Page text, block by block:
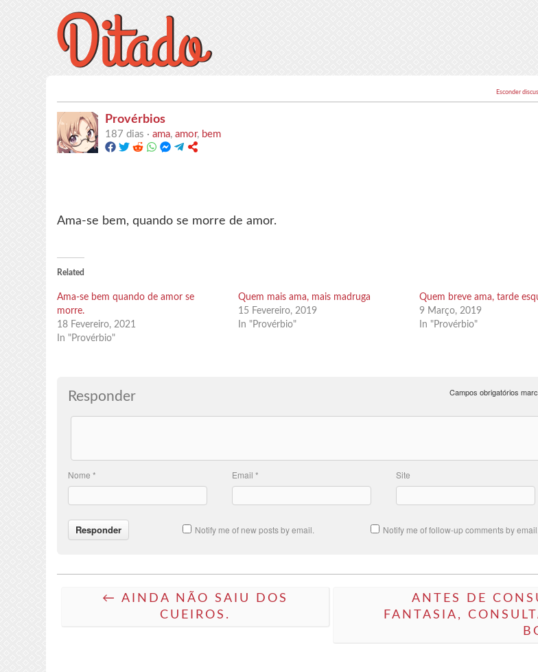
Esconder
Provérbios
187 dias ·ama,amor, bem
Ama-se bem, quando se morre de amor.
Related
Ama-se bem quando de amor se
morre.
18 Fevereiro, 2021
In "Provérbio"
Quem mais ama, mais madruga
15 Fevereiro, 2019
In "Provérbio"
Quem breve ama, tarde
9 Março, 2019
In "Provérbio"
Responder Campos obrigatórios
Nome* Email* Site
Notify me of follow-up comments by email.
Notify me of new posts by email.
← AINDA NÃO SAIU DOS
CUEIROS.
ANTES DE
FANTASIA,